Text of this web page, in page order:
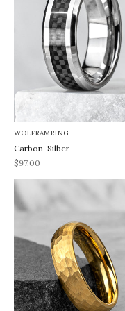
WOLFRAMRING
Carbon-Silber
REA-pris
$97.00